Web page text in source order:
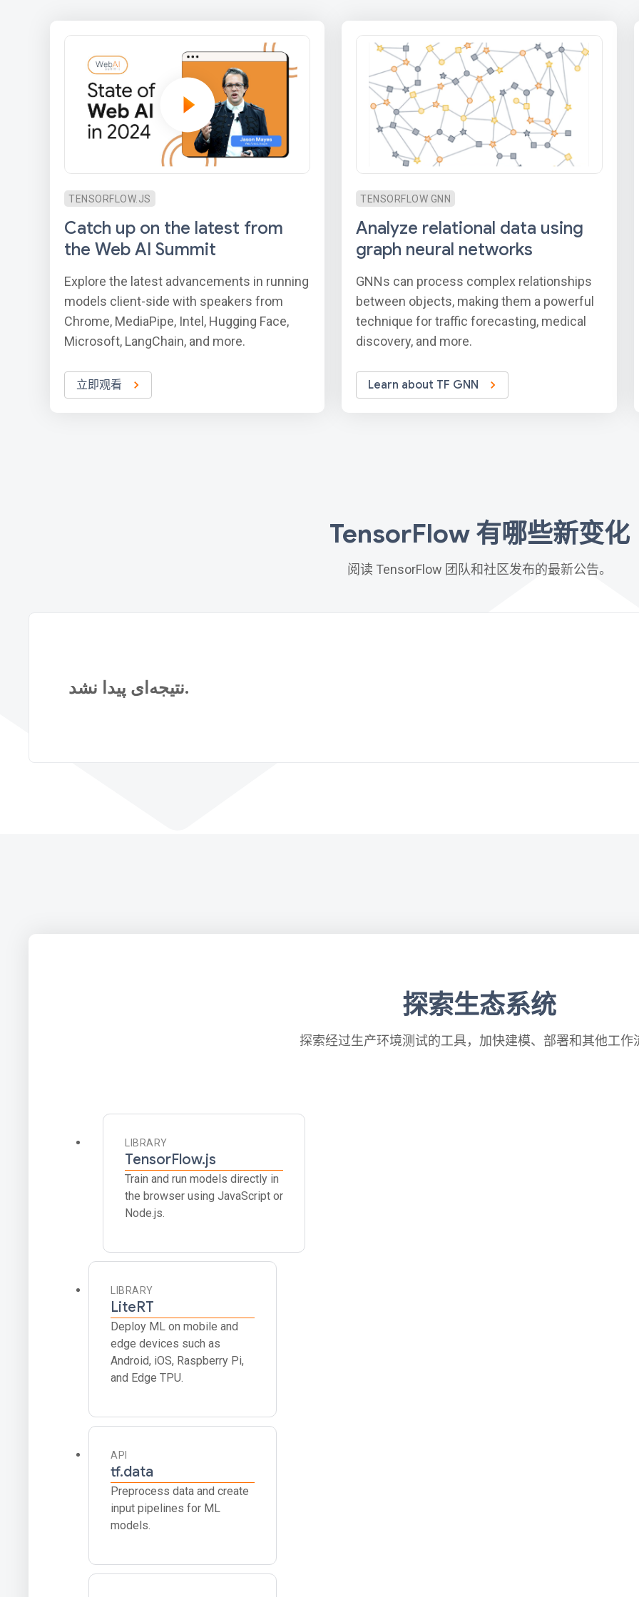
TENSORFLOW.JS
Catch up on the latest from
the Web AI Summit
Explore the latest advancements in running
models client-side with speakers from
Chrome, MediaPipe, Intel, Hugging Face,
Microsoft, LangChain, and more.
立即观看
TENSORFLOW GNN
Analyze relational data using
graph neural networks
GNNs can process complex relationships
between objects, making them a powerful
technique for traffic forecasting, medical
discovery, and more.
Learn about TF GNN
TensorFlow 有哪些新变化
阅读 TensorFlow 团队和社区发布的最新公告。
نتیجه‌ای پیدا نشد.
探索生态系统
探索经过生产环境测试的工具，加快建模、部署和其他工作
LIBRARY
TensorFlow.js
Train and run models directly in
the browser using JavaScript or
Node.js.
LIBRARY
LiteRT
Deploy ML on mobile and
edge devices such as
Android, iOS, Raspberry Pi,
and Edge TPU.
API
tf.data
Preprocess data and create
input pipelines for ML
models.